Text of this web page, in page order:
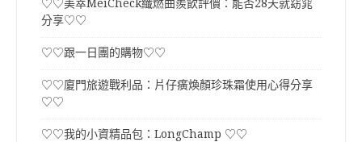
♡♡美萃MeiCheck纖燃曲羨飲評價：能否28天就窈窕
分享♡♡
♡♡跟一日團的購物♡♡
♡♡廈門旅遊戰利品：片仔癀煥顏珍珠霜使用心得分享
♡♡
♡♡我的小資精品包：LongChamp ♡♡